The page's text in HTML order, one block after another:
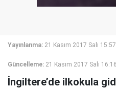
Yayınlanma: 21 Kasım 2017 Salı 15:57
Güncelleme: 21 Kasım 2017 Salı 16:16
İngiltere’de ilkokula